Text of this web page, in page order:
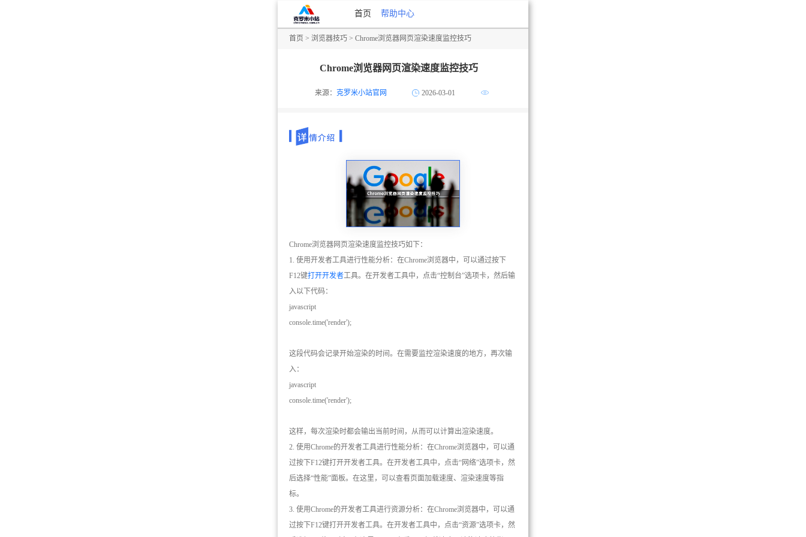
首页 帮助中心
首页 > 浏览器技巧 > Chrome浏览器网页渲染速度监控技巧
Chrome浏览器网页渲染速度监控技巧
来源： 克罗米小站官网 2026-03-01
Chrome浏览器网页渲染速度监控技巧如下：
1. 使用开发者工具进行性能分析：在Chrome浏览器中，可以通过按下
F12键打开开发者工具。在开发者工具中，点击“控制台”选项卡，然后输
入以下代码：
javascript
console.time('render');
这段代码会记录开始渲染的时间。在需要监控渲染速度的地方，再次输
入：
javascript
console.time('render');
这样，每次渲染时都会输出当前时间，从而可以计算出渲染速度。
2. 使用Chrome的开发者工具进行性能分析：在Chrome浏览器中，可以通
过按下F12键打开开发者工具。在开发者工具中，点击“网络”选项卡，然
后选择“性能”面板。在这里，可以查看页面加载速度、渲染速度等指
标。
3. 使用Chrome的开发者工具进行资源分析：在Chrome浏览器中，可以通
过按下F12键打开开发者工具。在开发者工具中，点击“资源”选项卡，然